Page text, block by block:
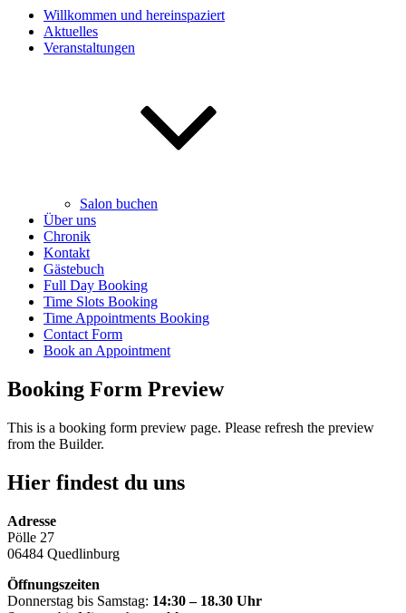
Willkommen und hereinspaziert
Aktuelles
Veranstaltungen
Salon buchen
Über uns
Chronik
Kontakt
Gästebuch
Full Day Booking
Time Slots Booking
Time Appointments Booking
Contact Form
Book an Appointment
Booking Form Preview
This is a booking form preview page. Please refresh the preview
from the Builder.
Hier findest du uns
Adresse
Pölle 27
06484 Quedlinburg
Öffnungszeiten
Donnerstag bis Samstag: 14:30 – 18.30 Uhr